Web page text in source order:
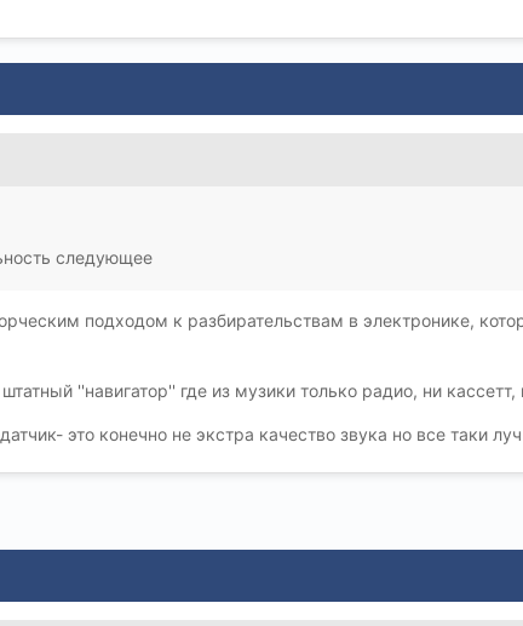
следующее
подходом к разбирательствам в электронике,
''навигатор'' где из музики только радио, ни
это конечно не экстра качество звука но все таки